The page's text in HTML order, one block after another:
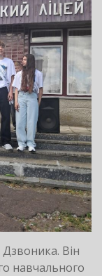
Дзвоника. Він
навчального